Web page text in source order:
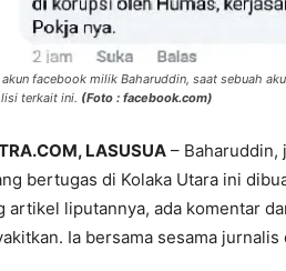
facebook milik Baharuddin, saat sebuah
terkait ini. (Foto : facebook.com)
LASUSUA – Baharuddin,
bertugas di Kolaka Utara ini
artikel liputannya, ada komentar
Ia bersama sesama